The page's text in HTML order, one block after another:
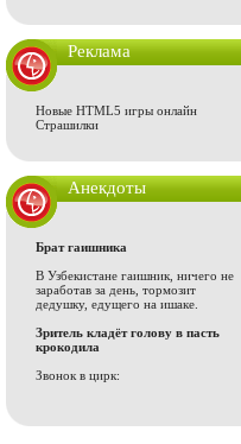
Реклама
Новые HTML5 игры онлайн
Страшилки
Анекдоты
Брат гаишника
В Узбекистане гаишник, ничего не
заработав за день, тормозит
дедушку, едущего на ишаке.
Зритель кладёт голову в пасть
крокодила
Звонок в цирк: